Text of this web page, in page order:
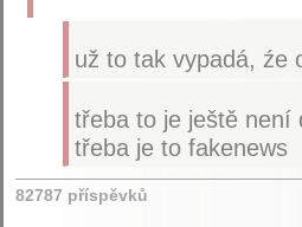
už to tak vypadá, źe
třeba to je ještě není
třeba je to fakenews
82787 příspěvků